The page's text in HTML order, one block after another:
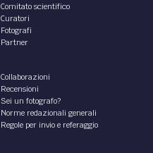
Comitato scientifico
Curatori
Fotografi
Partner
Collaborazioni
Recensioni
Sei un fotografo?
Norme redazionali generali
Regole per invio e referaggio